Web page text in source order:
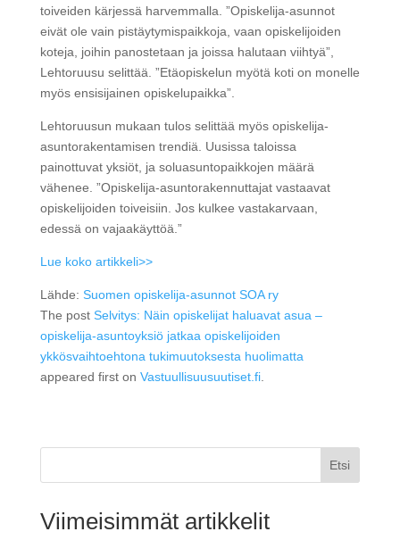
toiveiden kärjessä harvemmalla. ”Opiskelija-asunnot
eivät ole vain pistäytymispaikkoja, vaan opiskelijoiden
koteja, joihin panostetaan ja joissa halutaan viihtyä”,
Lehtoruusu selittää. ”Etäopiskelun myötä koti on monelle
myös ensisijainen opiskelupaikka”.
Lehtoruusun mukaan tulos selittää myös opiskelija-
asuntorakentamisen trendiä. Uusissa taloissa
painottuvat yksiöt, ja soluasuntopaikkojen määrä
vähenee. ”Opiskelija-asuntorakennuttajat vastaavat
opiskelijoiden toiveisiin. Jos kulkee vastakarvaan,
edessä on vajaakäyttöä.”
Lue koko artikkeli>>
Lähde: Suomen opiskelija-asunnot SOA ry
The post Selvitys: Näin opiskelijat haluavat asua –
opiskelija-asuntoyksiö jatkaa opiskelijoiden
ykkösvaihtoehtona tukimuutoksesta huolimatta
appeared first on Vastuullisuusuutiset.fi.
Etsi
Viimeisimmät artikkelit